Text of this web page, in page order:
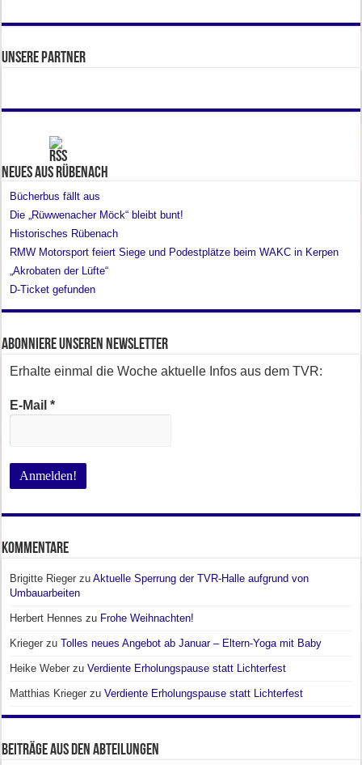
Unsere Partner
Neues aus Rübenach
Bücherbus fällt aus
Die „Rüwwenacher Möck“ bleibt bunt!
Historisches Rübenach
RMW Motorsport feiert Siege und Podestplätze beim WAKC in Kerpen
„Akrobaten der Lüfte“
D-Ticket gefunden
Abonniere unseren Newsletter
Erhalte einmal die Woche aktuelle Infos aus dem TVR:
E-Mail*
Kommentare
Brigitte Rieger zuAktuelle Sperrung der TVR-Halle aufgrund von
Umbauarbeiten
Herbert Hennes zu Frohe Weihnachten!
Krieger zuTolles neues Angebot ab Januar – Eltern-Yoga mit Baby
Heike Weber zuVerdiente Erholungspause statt Lichterfest
Matthias Krieger zuVerdiente Erholungspause statt Lichterfest
Beiträge aus den Abteilungen